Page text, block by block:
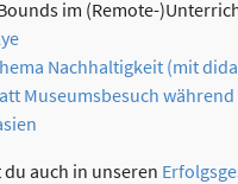
im (Remote-
Nachhaltigkeit (mit
Museumsbesuch
auch in unseren